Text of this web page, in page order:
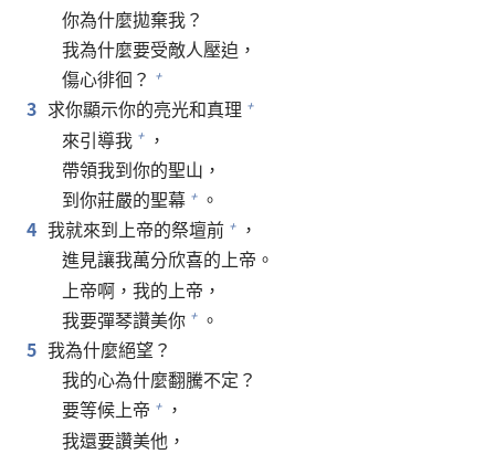
你為什麼拋棄我？
我為什麼要受敵人壓迫，
傷心徘徊？ +
3 求你顯示你的亮光和真理 +
來引導我 +
，
帶領我到你的聖山，
到你莊嚴的聖幕 + 。
4 我就來到上帝的祭壇前 +
，
進見讓我萬分欣喜的上帝。
上帝啊，我的上帝，
我要彈琴讚美你 + 。
5 我為什麼絕望？
我的心為什麼翻騰不定？
要等候上帝 +
，
我還要讚美他，